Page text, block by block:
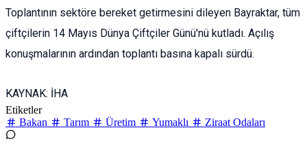
Toplantının sektöre bereket getirmesini dileyen Bayraktar, tüm
çiftçilerin 14 Mayıs Dünya Çiftçiler Günü'nü kutladı. Açılış
konuşmalarının ardından toplantı basına kapalı sürdü.
KAYNAK: İHA
Etiketler
Bakan
Tarım Üretim Yumaklı Ziraat Odaları